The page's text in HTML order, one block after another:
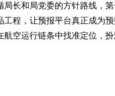
长和局党委的方针路线，第
工程，让预报平台真正成为
空运行链条中找准定位，扮